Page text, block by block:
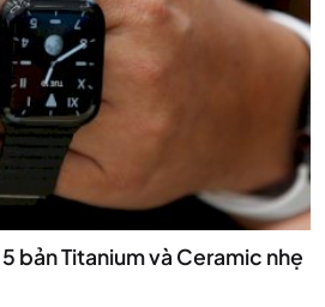
bản Titanium và Ceramic nhẹ